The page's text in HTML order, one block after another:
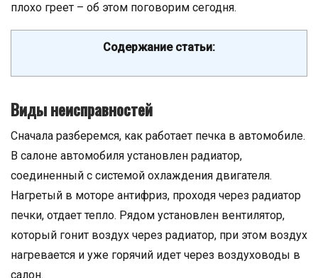
плохо греет – об этом поговорим сегодня.
Содержание статьи:
Виды неисправностей
Сначала разберемся, как работает печка в автомобиле.
В салоне автомобиля установлен радиатор,
соединенный с системой охлаждения двигателя.
Нагретый в моторе антифриз, проходя через радиатор
печки, отдает тепло. Рядом установлен вентилятор,
который гонит воздух через радиатор, при этом воздух
нагревается и уже горячий идет через воздуховоды в
салон.